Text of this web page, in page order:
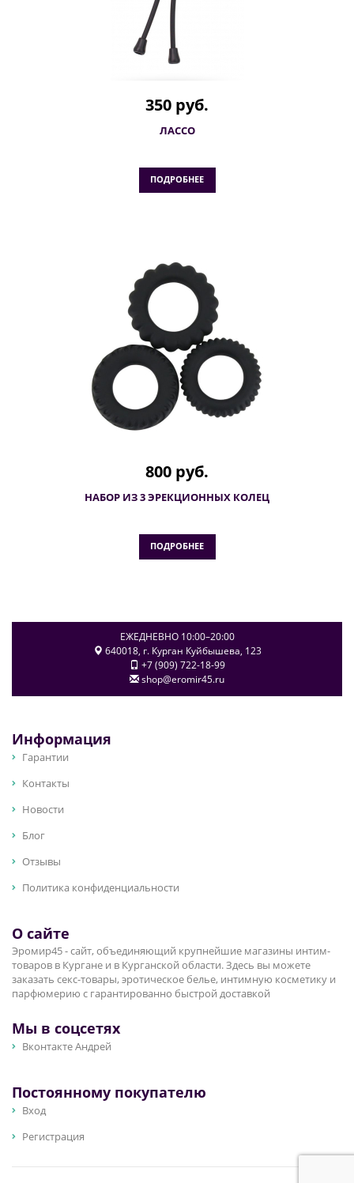
350 руб.
ЛАССО
ПОДРОБНЕЕ
800 руб.
НАБОР ИЗ 3 ЭРЕКЦИОННЫХ КОЛЕЦ
ПОДРОБНЕЕ
ЕЖЕДНЕВНО 10:00–20:00
640018, г. Курган Куйбышева, 123
+7 (909) 722-18-99
shop@eromir45.ru
Информация
Гарантии
Контакты
Новости
Блог
Отзывы
Политика конфиденциальности
О сайте
Эромир45 - сайт, объединяющий крупнейшие магазины интим-
товаров в Кургане и в Курганской области. Здесь вы можете
заказать секс-товары, эротическое белье, интимную косметику и
парфюмерию с гарантированно быстрой доставкой
Мы в соцсетях
Вконтакте Андрей
Постоянному покупателю
Вход
Регистрация